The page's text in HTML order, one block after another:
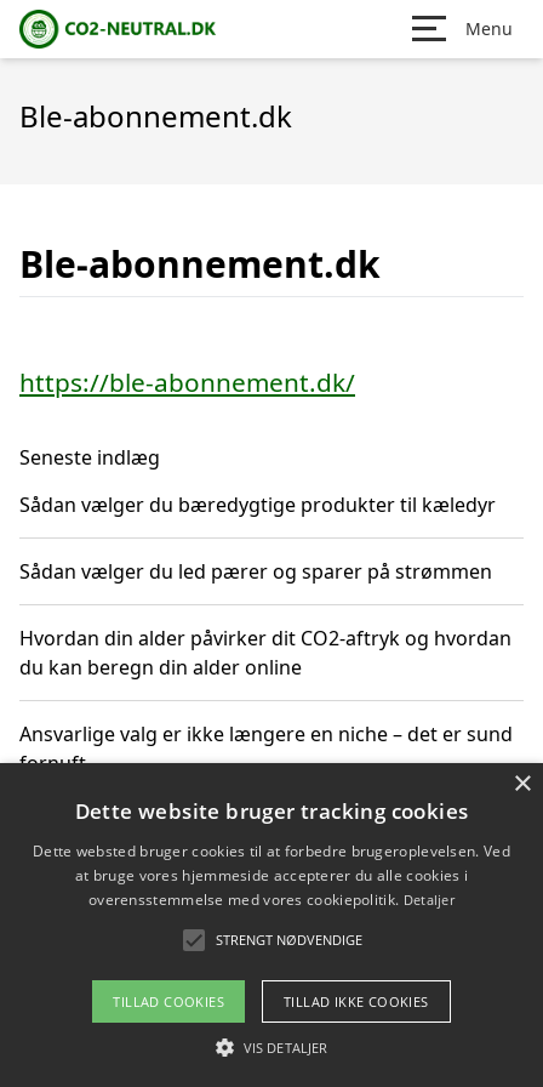
Menu
Ble-abonnement.dk
Ble-abonnement.dk
https://ble-abonnement.dk/
Seneste indlæg
Sådan vælger du bæredygtige produkter til kæledyr
Sådan vælger du led pærer og sparer på strømmen
Hvordan din alder påvirker dit CO2-aftryk og hvordan
du kan beregn din alder online
Ansvarlige valg er ikke længere en niche – det er sund
fornuft
Sådan kan du handle bæredygtigt og bestil med
faktura
Om / kontakt
Blog Betingelser
×
Dette website bruger tracking cookies
Dette websted bruger cookies til at forbedre brugeroplevelsen. Ved
at bruge vores hjemmeside accepterer du alle cookies i
overensstemmelse med vores cookiepolitik. Detaljer
STRENGT NØDVENDIGE
TILLAD COOKIES TILLAD IKKE COOKIES
VIS DETALJER